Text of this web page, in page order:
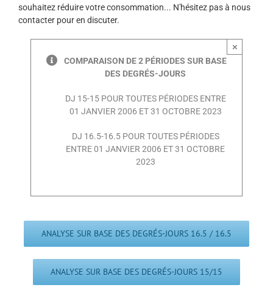
souhaitez réduire votre consommation... N'hésitez pas à nous
contacter pour en discuter.
COMPARAISON DE 2 PÉRIODES SUR BASE
DES DEGRÉS-JOURS
DJ 15-15 POUR TOUTES PÉRIODES ENTRE
01 JANVIER 2006 ET 31 OCTOBRE 2023
DJ 16.5-16.5 POUR TOUTES PÉRIODES
ENTRE 01 JANVIER 2006 ET 31 OCTOBRE
2023
×
ANALYSE SUR BASE DES DEGRÉS-JOURS 16.5 / 16.5
ANALYSE SUR BASE DES DEGRÉS-JOURS 15/15